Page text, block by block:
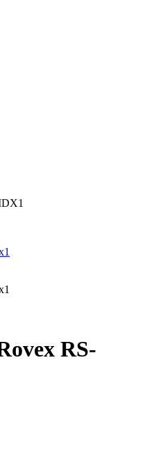
RS-